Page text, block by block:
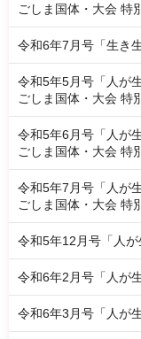
ごしま国体・大会 特
令和6年7月号「生き
令和5年5月号「人が
ごしま国体・大会 特
令和5年6月号「人が
ごしま国体・大会 特
令和5年7月号「人が
ごしま国体・大会 特
令和5年12月号「人が
令和6年2月号「人が
令和6年3月号「人が